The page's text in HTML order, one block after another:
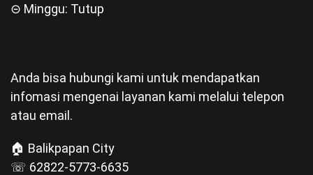
⊝ Minggu: Tutup
Anda bisa hubungi kami untuk mendapatkan
infomasi mengenai layanan kami melalui telepon
atau email.
🏠 Balikpapan City
☏ 62822-5773-6635